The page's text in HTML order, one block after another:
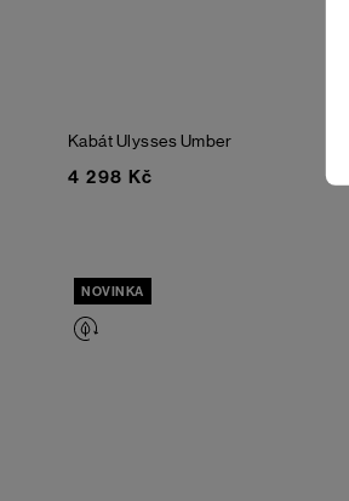
Kabát UlyssesUmber
4 298 Kč
NOVINKA